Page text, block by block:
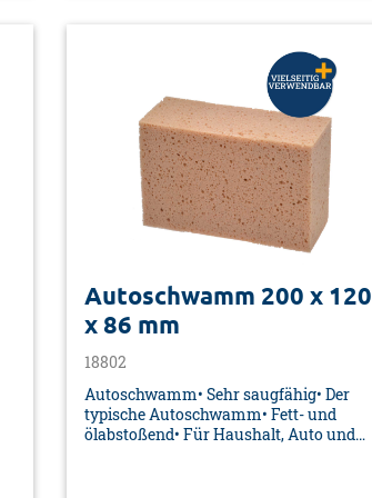
Autoschwamm 200 x 120
x 86 mm
18802
Autoschwamm• Sehr saugfähig• Der
typische Autoschwamm• Fett- und
ölabstoßend• Für Haushalt, Auto und